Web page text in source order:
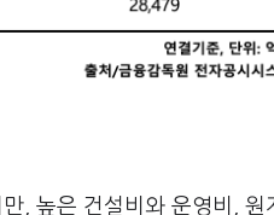
, 높은 건설비와 운영비, 원